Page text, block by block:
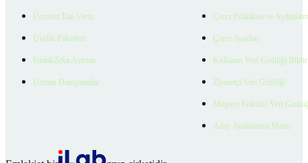
Ücretsiz İlan Verin
Üyelik Paketleri
EmlakZeka Asistan
Uzman Danışmanlar
Çerez Politikası ve
Çerez Ayarları
Kullanıcı Veri Gizliliği
Ziyaretçi Veri Gizliliği
Müşteri Yetkilisi Veri
Aday Aydınlatma Metni